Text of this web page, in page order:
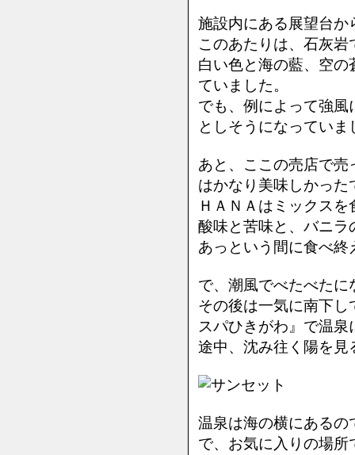
施設内にある展望台か
このあたりは、石灰
白い色と海の藍、空
ていました。
でも、例によって強
としそうになっていま
あと、ここの売店で
はかなり美味しかった
ＨＡＮＡはミックス
酸味と苦味と、バニラ
あっという間に食べ終
で、潮風でべたべた
その後は一気に南下
スパひきがわ』で温
途中、沈み往く陽を見
温泉は海の横にあるの
で、お気に入りの場所